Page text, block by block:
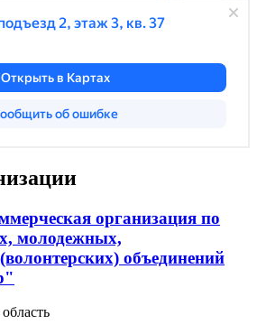
организация по
молодежных,
объединений